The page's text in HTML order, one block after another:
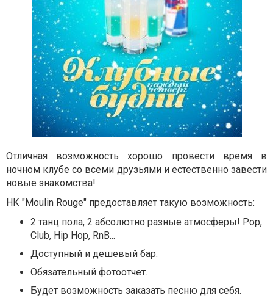
Отличная возможность хорошо провести время в
ночном клубе со всеми друзьями и естественно завести
новые знакомства!
НК "Moulin Rouge" предоставляет такую возможность:
2 танц пола, 2 абсолютно разные атмосферы! Pop,
Club, Hip Hop, RnB...
Доступный и дешевый бар.
Обязательный фотоотчет.
Будет возможность заказать песню для себя.